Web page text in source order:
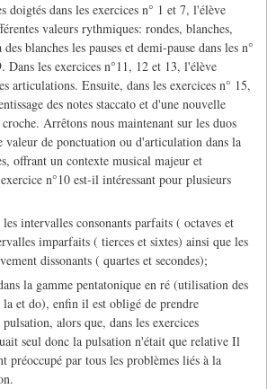
doigtés dans les exercices n° 1 et 7, l'élève
valeurs rythmiques: rondes, blanches,
blanches les pauses et demi-pause dans les n°
Dans les exercices n°11, 12 et 13, l'élève
articulations. Ensuite, dans les exercices n° 15,
des notes staccato et d'une nouvelle
Arrêtons nous maintenant sur les duos
valeur de ponctuation ou d'articulation dans la
offrant un contexte musical majeur et
n°10 est-il intéressant pour plusieurs
intervalles consonants parfaits ( octaves et
imparfaits ( tierces et sixtes) ainsi que les
dissonants ( quartes et secondes);
la gamme pentatonique en ré (utilisation des
et do), enfin il est obligé de prendre
alors que, dans les exercices
seul donc la pulsation n'était que relative Il
préoccupé par tous les problèmes liés à la